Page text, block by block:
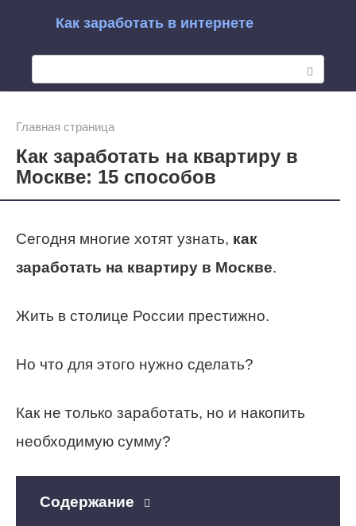
Как заработать в интернете
о
с
к
Главная страница
Как заработать на квартиру в
Москве: 15 способов
Сегодня многие хотят узнать, как
заработать на квартиру в Москве.
Жить в столице России престижно.
Но что для этого нужно сделать?
Как не только заработать, но и накопить
необходимую сумму?
Содержание